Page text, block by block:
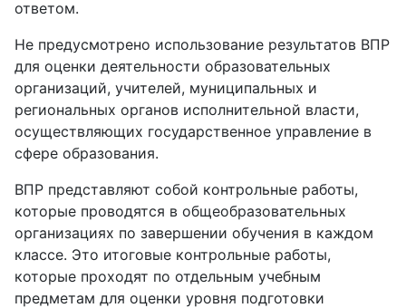
ответом.
Не предусмотрено использование результатов ВПР
для оценки деятельности образовательных
организаций, учителей, муниципальных и
региональных органов исполнительной власти,
осуществляющих государственное управление в
сфере образования.
ВПР представляют собой контрольные работы,
которые проводятся в общеобразовательных
организациях по завершении обучения в каждом
классе. Это итоговые контрольные работы,
которые проходят по отдельным учебным
предметам для оценки уровня подготовки